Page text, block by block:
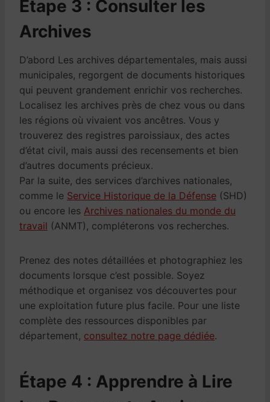
Étape 3 : Consulter les
Archives
D’abord Les archives départementales, mais aussi
municipales, regorgent de documents historiques
qui peuvent grandement enrichir vos recherches.
Localisez les archives près de chez vous ou dans
les régions où vivaient vos ancêtres. Vous y
trouverez des registres paroissiaux, des actes
d’état civil, mais aussi des recensements et bien
d’autres documents précieux.
Par la suite, des services d’archives nationales,
comme le Service Historique de la Défense (SHD)
ou encore les Archives nationales du monde du
travail (ANMT), compléterons vos recherches.
Prenez des notes détaillées et photographiez les
documents lorsque c’est possible. Soyez
méthodique et organisez vos découvertes pour
une exploitation future plus facile. Pour une liste
complète des ressources disponibles par
département, consultez notre page dédiée.
Étape 4 : Apprendre à Lire